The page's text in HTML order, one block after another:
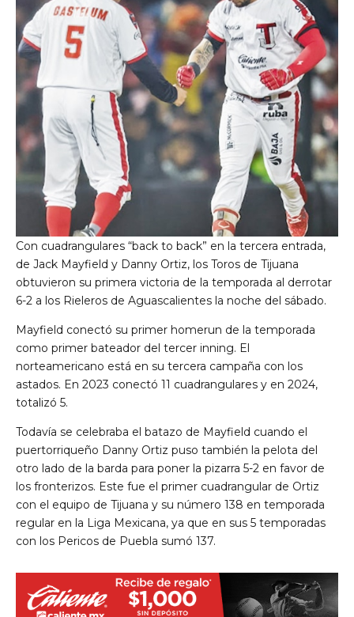
Con cuadrangulares “back to back” en la tercera entrada,
de Jack Mayfield y Danny Ortiz, los Toros de Tijuana
obtuvieron su primera victoria de la temporada al derrotar
6-2 a los Rieleros de Aguascalientes la noche del sábado.
Mayfield conectó su primer homerun de la temporada
como primer bateador del tercer inning. El
norteamericano está en su tercera campaña con los
astados. En 2023 conectó 11 cuadrangulares y en 2024,
totalizó 5.
Todavía se celebraba el batazo de Mayfield cuando el
puertorriqueño Danny Ortiz puso también la pelota del
otro lado de la barda para poner la pizarra 5-2 en favor de
los fronterizos. Este fue el primer cuadrangular de Ortiz
con el equipo de Tijuana y su número 138 en temporada
regular en la Liga Mexicana, ya que en sus 5 temporadas
con los Pericos de Puebla sumó 137.